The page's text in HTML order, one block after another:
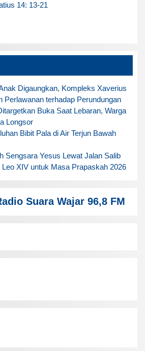
14: 13-21
Digaungkan, Kompleks Xaverius
Perlawanan terhadap Perundungan
Buka Saat Lebaran, Warga
Longsor
Bibit Pala di Air Terjun Bawah
Sengsara Yesus Lewat Jalan Salib
XIV untuk Masa Prapaskah 2026
Suara Wajar 96,8 FM